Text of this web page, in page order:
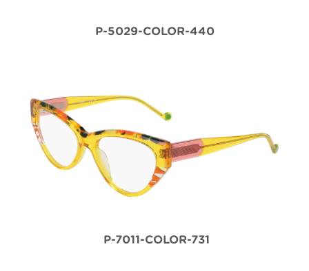
P-5029-COLOR-440
P-7011-COLOR-731